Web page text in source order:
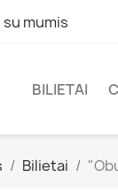
mumis
BILIETAI
Bilietai